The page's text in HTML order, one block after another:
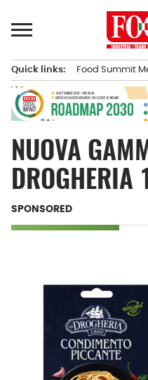
al
principale
Quick links: Food Summit
NUOVA
DROGHERIA
SPONSORED